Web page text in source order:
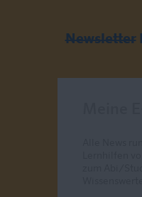
Newsletter